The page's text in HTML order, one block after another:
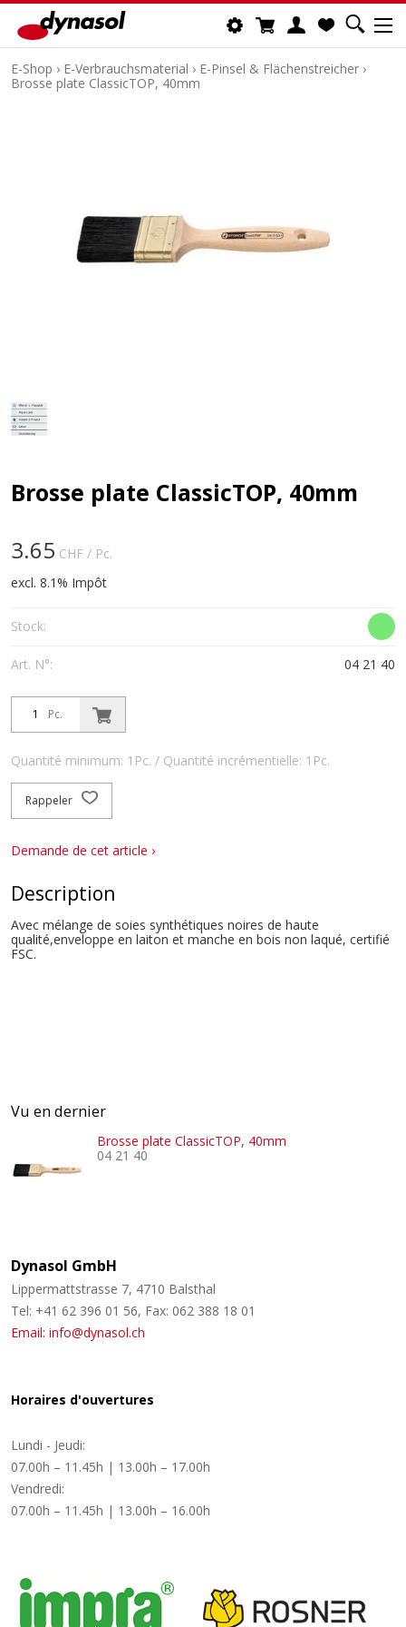
E-Shop › E-Verbrauchsmaterial › E-Pinsel & Flächenstreicher ›
Brosse plate ClassicTOP, 40mm
Brosse plate ClassicTOP, 40mm
3.65 CHF / Pc.
excl. 8.1% Impôt
Stock:
Art. N°: 04 21 40
Pc.
Quantité minimum: 1Pc. / Quantité incrémentielle: 1Pc.
Rappeler
Demande de cet article ›
Description
Avec mélange de soies synthétiques noires de haute
qualité,enveloppe en laiton et manche en bois non laqué, certifié
FSC.
Vu en dernier
Brosse plate ClassicTOP, 40mm
04 21 40
Dynasol GmbH
Lippermattstrasse 7, 4710 Balsthal
Tel: +41 62 396 01 56, Fax: 062 388 18 01
Email: info@dynasol.ch
Horaires d'ouvertures
Lundi - Jeudi:
07.00h – 11.45h | 13.00h – 17.00h
Vendredi:
07.00h – 11.45h | 13.00h – 16.00h